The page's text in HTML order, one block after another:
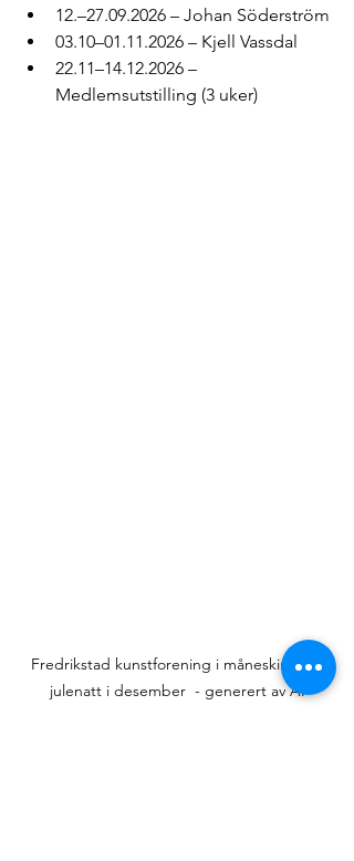
12.–27.09.2026 – Johan Söderström
03.10–01.11.2026 – Kjell Vassdal
22.11–14.12.2026 –
Medlemsutstilling (3 uker)
Fredrikstad kunstforening i måneskinn en
julenatt i desember  - generert av AI